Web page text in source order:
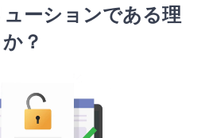
ーションである理
？